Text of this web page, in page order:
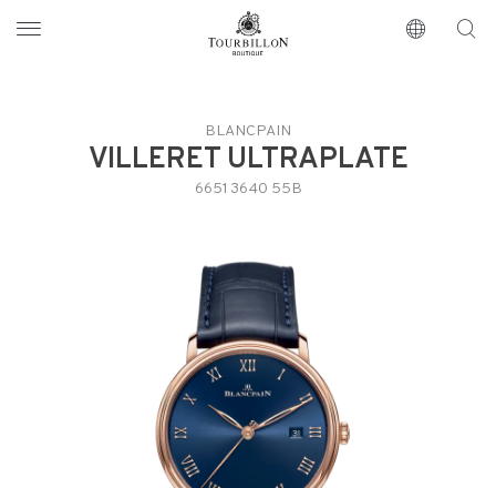
https://www.tourbillon.com/es
BLANCPAIN
VILLERET ULTRAPLATE
6651 3640 55B